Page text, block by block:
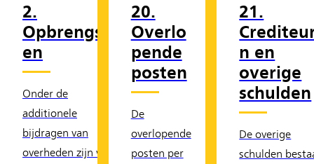
2.
Opbrengst
en
Onder de
additionele
bijdragen van
overheden zijn voor
20.
Overlo
pende
posten
De
overlopende
posten per
21.
n en
overige
schulden
De overige
schulden